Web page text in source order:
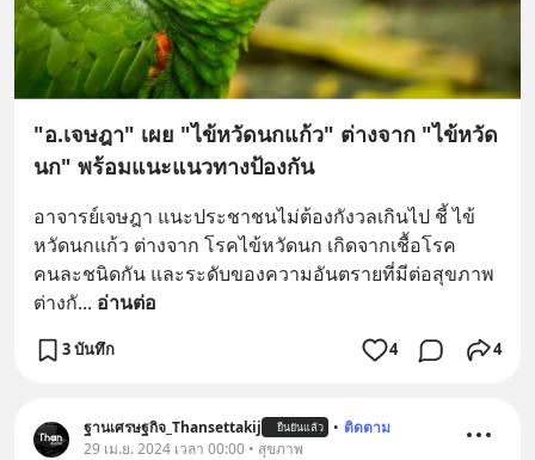
"อ.เจษฎา" เผย "ไข้หวัดนกแก้ว" ต่างจาก "ไข้หวัด
นก" พร้อมแนะแนวทางป้องกัน
อาจารย์เจษฎา แนะประชาชนไม่ต้องกังวลเกินไป ชี้ ไข้
หวัดนกแก้ว ต่างจาก โรคไข้หวัดนก เกิดจากเชื้อโรค
คนละชนิดกัน และระดับของความอันตรายที่มีต่อสุขภาพ
ต่างกั... อ่านต่อ
3 บันทึก 4 4
ฐานเศรษฐกิจ_Thansettakij ยืนยันแล้ว • ติดตาม
29 เม.ย. 2024 เวลา 00:00 • สุขภาพ